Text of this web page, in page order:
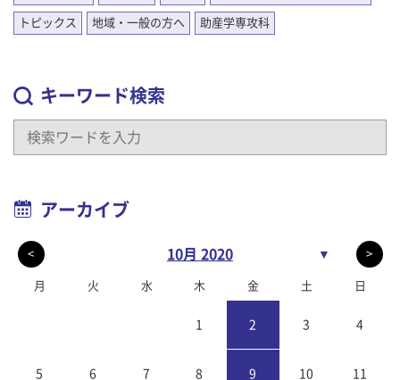
トピックス 地域・一般の方へ 助産学専攻科
キーワード検索
アーカイブ
< 10月 2020 ▼ >
月 火 水 木 金 土 日
1 2 3 4
5 6 7 8 9 10 11